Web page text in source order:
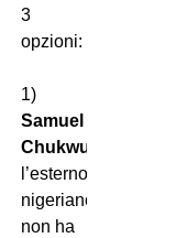
3
opzioni:
1)
Samuel
Chukwueze
l’esterno
nigeriano
non ha